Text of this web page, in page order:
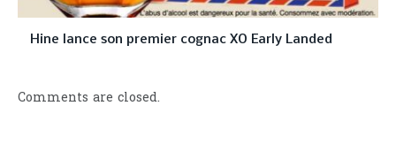
Hine lance son premier cognac XO Early Landed
Comments are closed.